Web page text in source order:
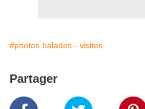
#photos balades - visites
Partager